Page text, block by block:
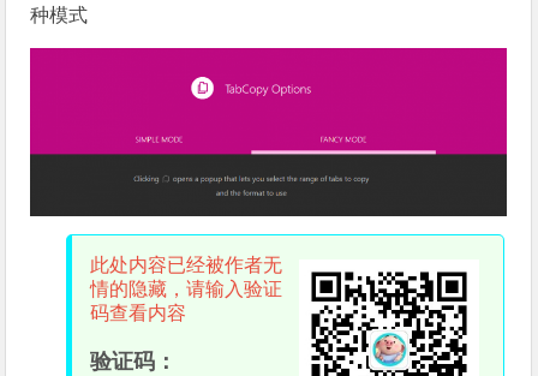
种模式
此处内容已经被作者无
情的隐藏，请输入验证
码查看内容
验证码：